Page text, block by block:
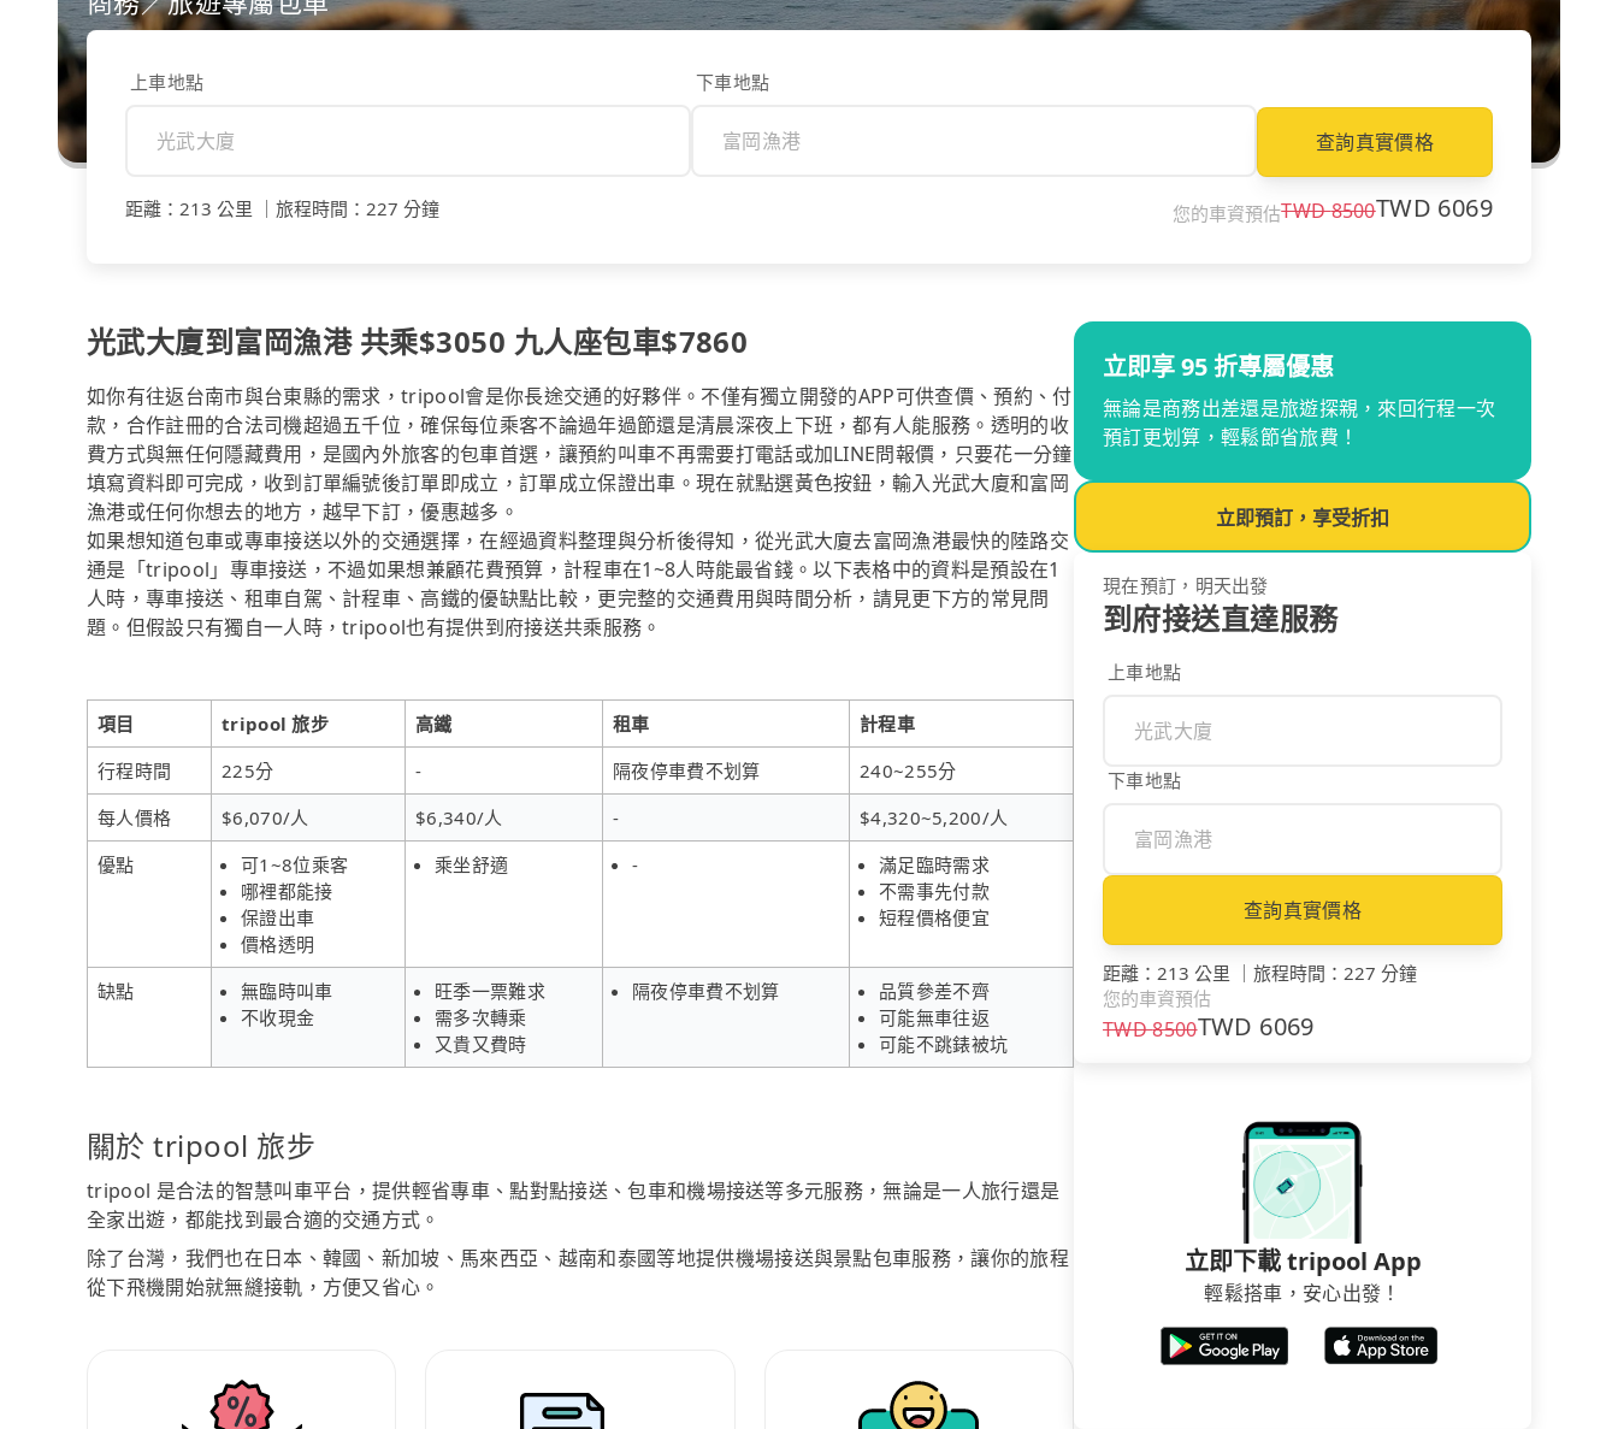
上車地點 下車地點
查詢真實價格
距離 ： 213 公里 旅程時間 ： 227 分鐘 您的車資預估TWD8500TWD 6069
光武大廈到富岡漁港 共乘$3050 九人座包車$7860
如你有往返台南市與台東縣的需求，tripool會是你長途交通的好夥伴。不僅有獨立開發的APP可供查價、預約、付
款，合作註冊的合法司機超過五千位，確保每位乘客不論過年過節還是清晨深夜上下班，都有人能服務。透明的收
費方式與無任何隱藏費用，是國內外旅客的包車首選，讓預約叫車不再需要打電話或加LINE問報價，只要花一分鐘
填寫資料即可完成，收到訂單編號後訂單即成立，訂單成立保證出車。現在就點選黃色按鈕，輸入光武大廈和富岡
漁港或任何你想去的地方，越早下訂，優惠越多。
如果想知道包車或專車接送以外的交通選擇，在經過資料整理與分析後得知，從光武大廈去富岡漁港最快的陸路交
通是「tripool」專車接送，不過如果想兼顧花費預算，計程車在1~8人時能最省錢。以下表格中的資料是預設在1
人時，專車接送、租車自駕、計程車、高鐵的優缺點比較，更完整的交通費用與時間分析，請見更下方的常見問
題。但假設只有獨自一人時，tripool也有提供到府接送共乘服務。
項目 tripool 旅步 高鐵 租車
計程車
行程時間
225分 - 隔夜停車費不划算
240~255分
每人價格
$6,070/人 $6,340/人 -
$4,320~5,200/人
優點
可1~8位乘客
哪裡都能接
保證出車
價格透明
乘坐舒適 -
滿足臨時需求
不需事先付款
短程價格便宜
缺點
無臨時叫車
不收現金
旺季一票難求
需多次轉乘
又貴又費時
隔夜停車費不划算
品質參差不齊
可能無車往返
可能不跳錶被坑
關於 tripool 旅步
tripool 是合法的智慧叫車平台，提供輕省專車、點對點接送、包車和機場接送等多元服務，無論是一人旅行還是
全家出遊，都能找到最合適的交通方式。
除了台灣，我們也在日本、韓國、新加坡、馬來西亞、越南和泰國等地提供機場接送與景點包車服務，讓你的旅程
從下飛機開始就無縫接軌，方便又省心。
立即享 95 折專屬優惠
無論是商務出差還是旅遊探親，來回行程一次
預訂更划算，輕鬆節省旅費！
立即預訂，享受折扣
現在預訂，明天出發
到府接送直達服務
上車地點
下車地點
查詢真實價格
距離 ： 213 公里 ｜ 旅程時間 ： 227 分鐘
您的車資預估
TWD8500TWD 6069
立即下載 tripool App
輕鬆搭車，安心出發！